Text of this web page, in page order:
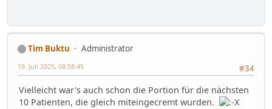
Tim Buktu
Administrator
#34
19. Juli 2025, 08:58:45
Vielleicht war's auch schon die Portion für die nächsten
10 Patienten, die gleich miteingecremt wurden.